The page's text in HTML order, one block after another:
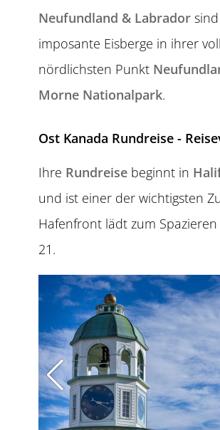
Neufundland & Labradorsind
imposante Eisberge in ihrer
nördlichsten Punkt
Morne Nationalpark.
Ost Kanada Rundreise -
Ihre Rundreisebeginnt in
und ist einer der wichtigsten
Hafenfront lädt zum
21.